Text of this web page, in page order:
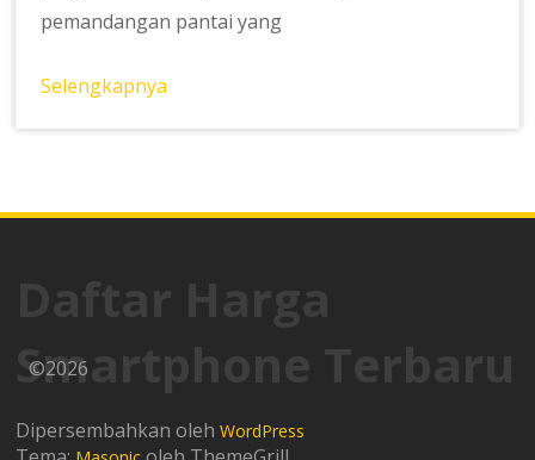
pemandangan pantai yang
Selengkapnya
Daftar Harga
Smartphone Terbaru
©2026
Dipersembahkan olehWordPress